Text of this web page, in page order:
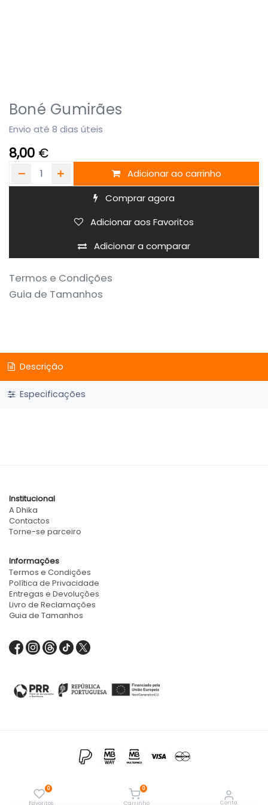
€
0
Favoritos
0
Carrinho Conta
Boné Gumirães
Envio até 8 dias úteis
8,00 €
Adicionar ao carrinho
Comprar agora
Adicionar a comparar
Adicionar aos Favoritos
Termos e Condições
Guia de Tamanhos
Descrição
Especificações
Institucional
A Dhika
Contactos
Torne-se parceiro
Informações
Termos e Condições
Política de Privacidade
Entregas e Devoluções
Livro de Reclamações
Guia de Tamanhos
Powered by